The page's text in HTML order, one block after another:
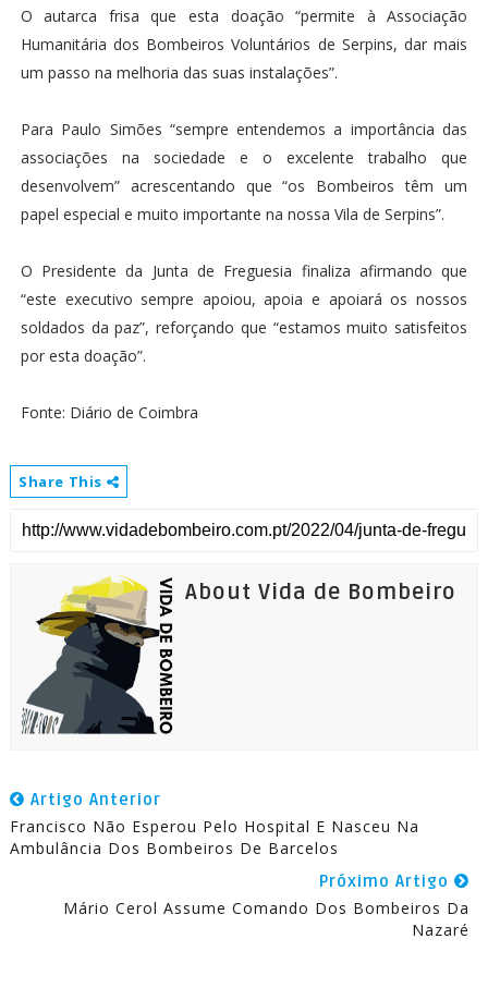
O autarca frisa que esta doação “permite à Associação
Humanitária dos Bombeiros Voluntários de Serpins, dar mais
um passo na melhoria das suas instalações”.
Para Paulo Simões “sempre entendemos a importância das
associações na sociedade e o excelente trabalho que
desenvolvem” acrescentando que “os Bombeiros têm um
papel especial e muito importante na nossa Vila de Serpins”.
O Presidente da Junta de Freguesia finaliza afirmando que
“este executivo sempre apoiou, apoia e apoiará os nossos
soldados da paz”, reforçando que “estamos muito satisfeitos
por esta doação”.
Fonte: Diário de Coimbra
Share This
About Vida de Bombeiro
Artigo Anterior
Francisco Não Esperou Pelo Hospital E Nasceu Na
Ambulância Dos Bombeiros De Barcelos
Próximo Artigo
Mário Cerol Assume Comando Dos Bombeiros Da
Nazaré